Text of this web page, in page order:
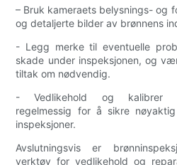
– Bruk kameraets belysnings- og
og detaljerte bilder av brønnens
- Legg merke til eventuelle
skade under inspeksjonen, og
tiltak om nødvendig.
- Vedlikehold og kalibrer
regelmessig for å sikre
inspeksjoner.
Avslutningsvis er
verktøy for vedlikehold og